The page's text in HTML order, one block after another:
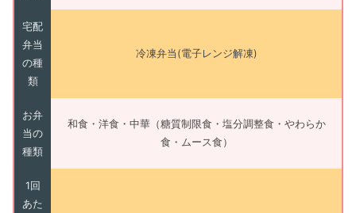
宅配
弁当
の種
類
冷凍弁当(電子レンジ解凍)
お弁
当の
種類
和食・洋食・中華（糖質制限食・塩分調整食・やわらか
食・ムース食）
1回
あた